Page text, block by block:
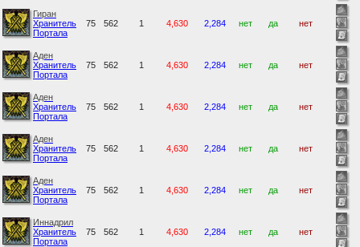
Гиран
Хранитель
Портала
75 562 1 4,630 2,284 нет да нет
Аден
Хранитель
Портала
75 562 1 4,630 2,284 нет да нет
Аден
Хранитель
Портала
75 562 1 4,630 2,284 нет да нет
Аден
Хранитель
Портала
75 562 1 4,630 2,284 нет да нет
Аден
Хранитель
Портала
75 562 1 4,630 2,284 нет да нет
Иннадрил
Хранитель
Портала
75 562 1 4,630 2,284 нет да нет